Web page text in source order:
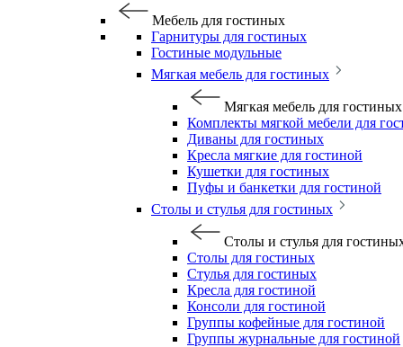
Мебель для гостиных
Гарнитуры для гостиных
Гостиные модульные
Мягкая мебель для гостиных
Мягкая мебель для гостиных
Комплекты мягкой мебели для
Диваны для гостиных
Кресла мягкие для гостиной
Кушетки для гостиных
Пуфы и банкетки для гостиной
Столы и стулья для гостиных
Столы и стулья для
Столы для гостиных
Стулья для гостиных
Кресла для гостиной
Консоли для гостиной
Группы кофейные для гостиной
Группы журнальные для гостиной